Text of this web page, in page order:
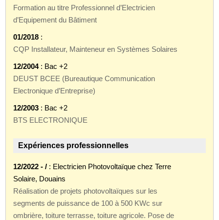
Formation au titre Professionnel d’Electricien
d’Equipement du Bâtiment
01/2018 :
CQP Installateur, Mainteneur en Systèmes Solaires
12/2004: Bac +2
DEUST BCEE (Bureautique Communication
Electronique d’Entreprise)
12/2003 : Bac +2
BTS ELECTRONIQUE
Expériences professionnelles
12/2022 - / : Electricien Photovoltaïque chez Terre
Solaire, Douains
Réalisation de projets photovoltaïques sur les
segments de puissance de 100 à 500 KWc sur
ombrière, toiture terrasse, toiture agricole. Pose de